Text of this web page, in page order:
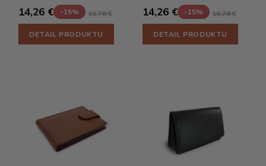
14,26 € -15% 16,78 €
DETAIL PRODUKTU
14,26 € -15% 16,78 €
DETAIL PRODUKTU